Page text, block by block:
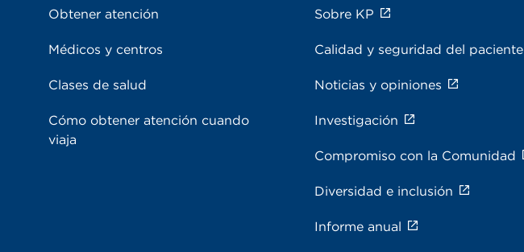
Obtener atención
Médicos y centros
Clases de salud
Cómo obtener atención cuando
viaja
Sobre KP
Calidad y seguridad del paciente
Noticias y opiniones
Investigación
Compromiso con la Comunidad
Diversidad e inclusión
Informe anual